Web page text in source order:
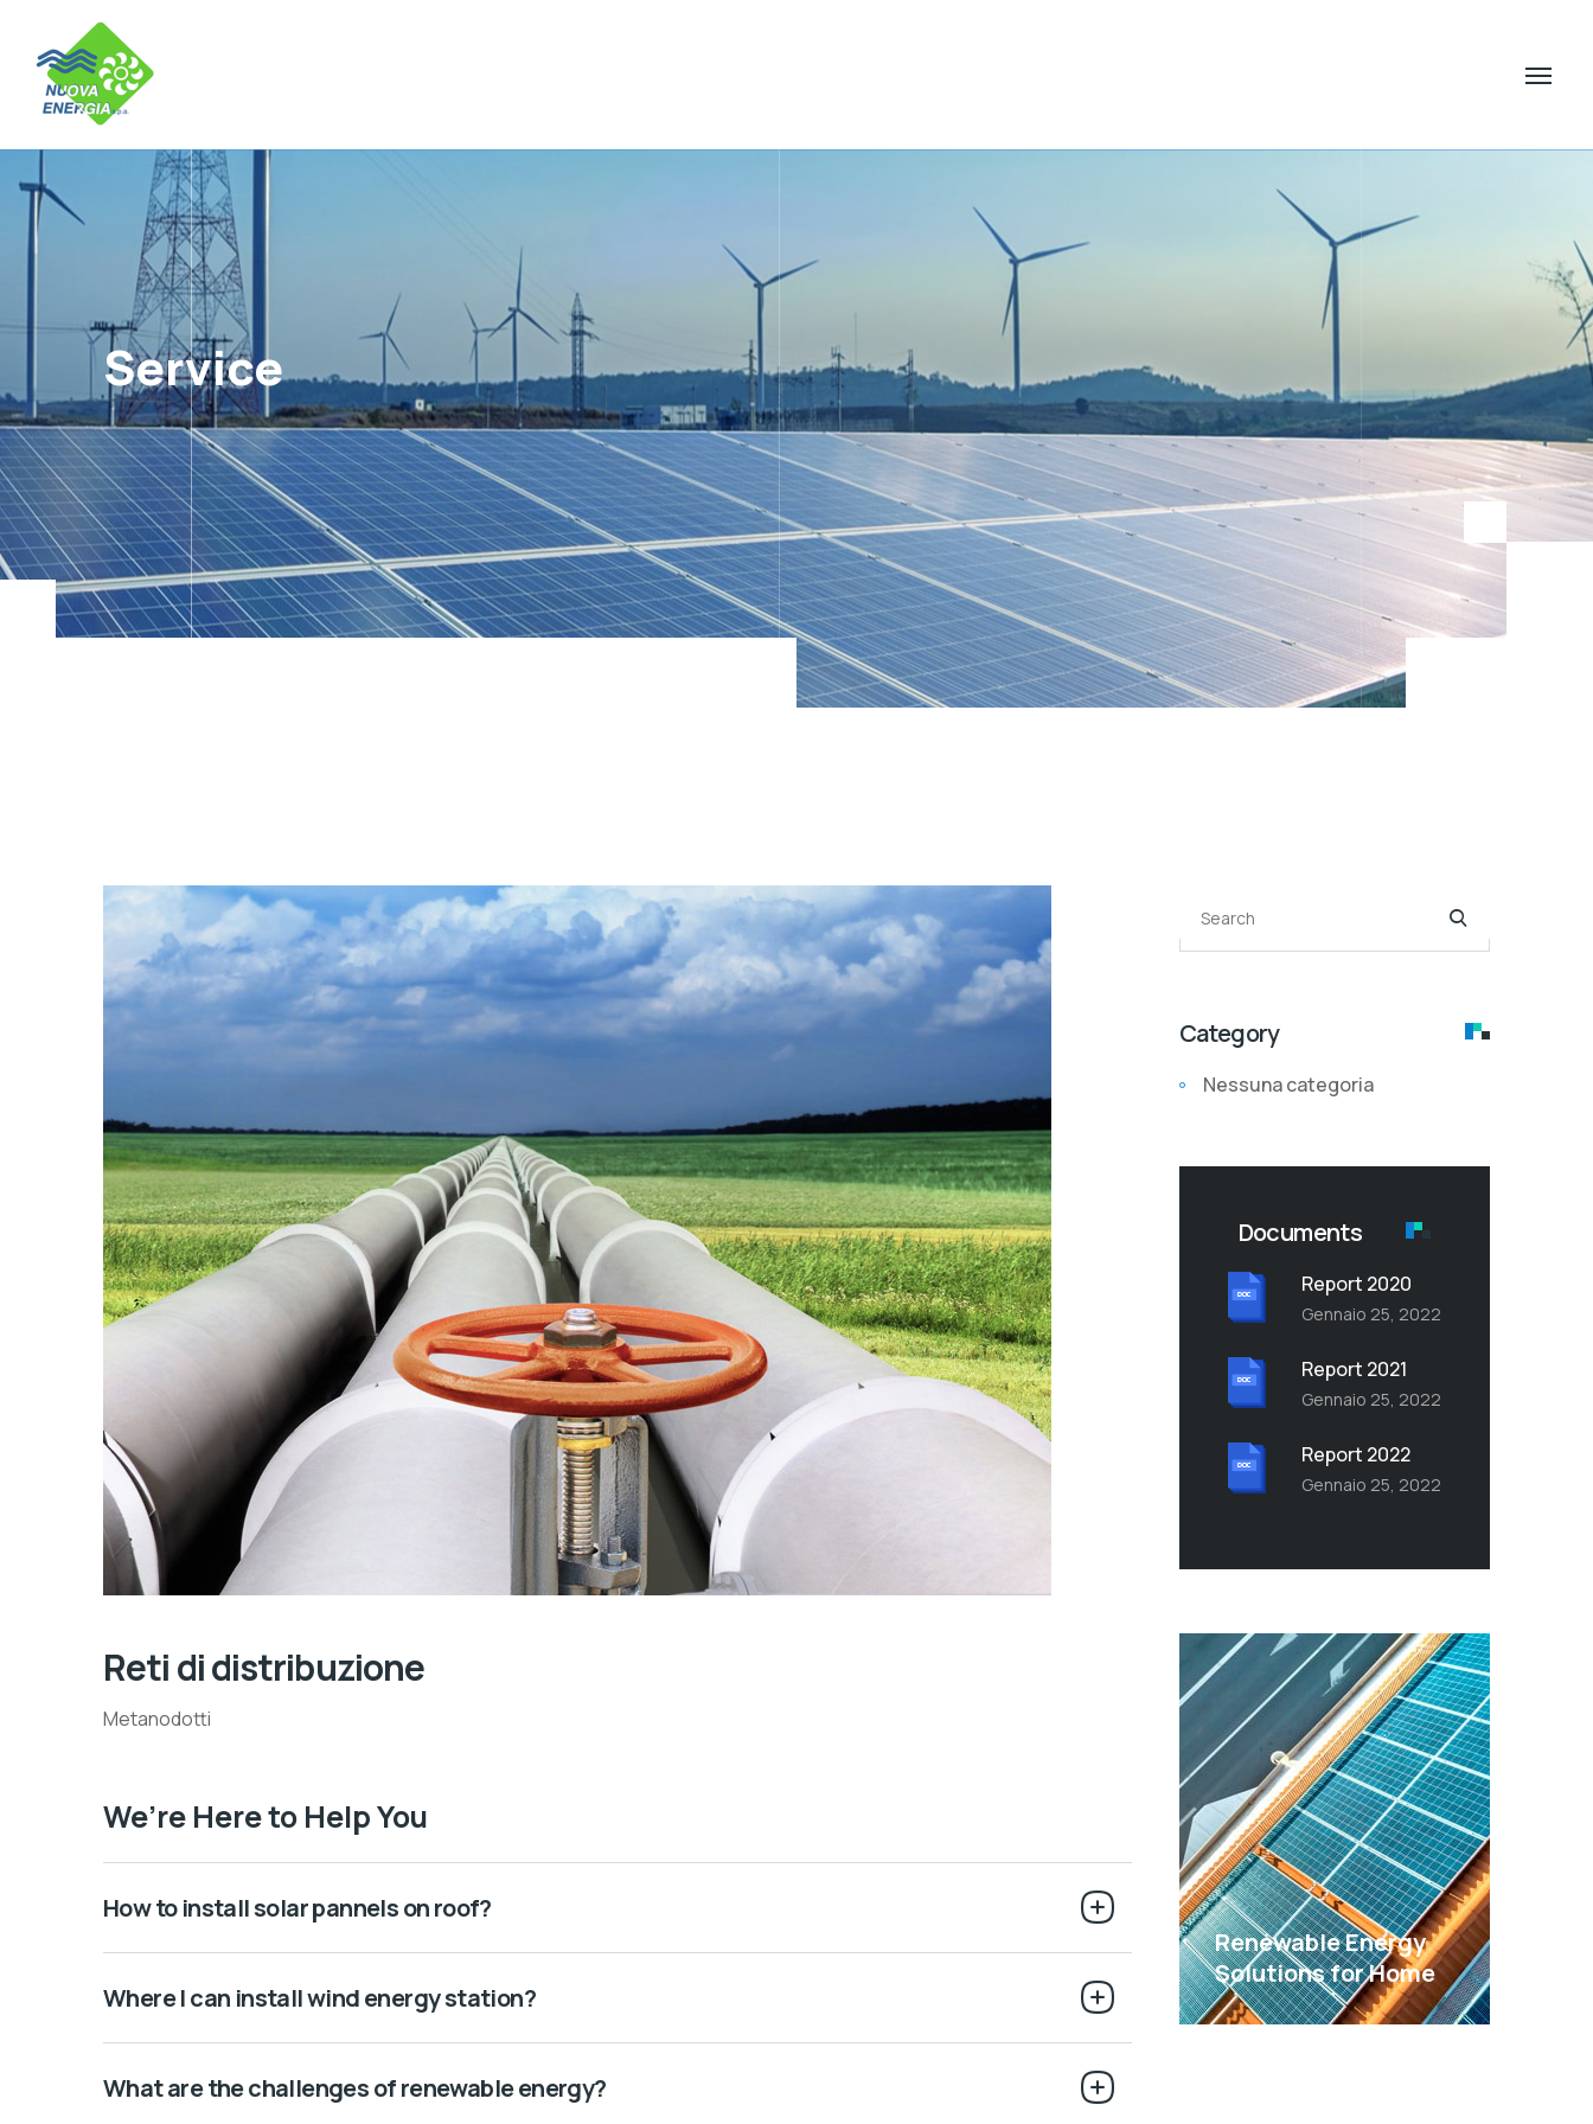
Service
Reti di distribuzione
Metanodotti
We’re Here to Help You
How to install solar pannels on roof?
Where I can install wind energy station?
What are the challenges of renewable energy?
Category
Nessuna categoria
Documents
Report 2020
Gennaio 25, 2022
Report 2021
Gennaio 25, 2022
Report 2022
Gennaio 25, 2022
Renewable Energy
Solutions for Home